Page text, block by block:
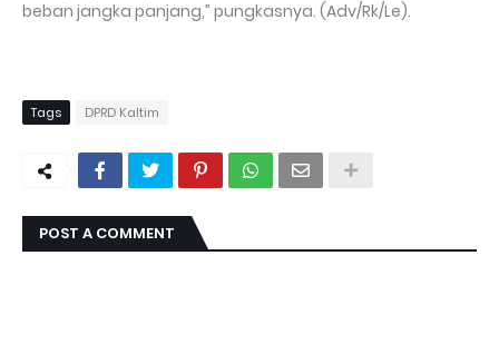
beban jangka panjang,” pungkasnya. (Adv/Rk/Le).
Tags DPRD Kaltim
POST A COMMENT